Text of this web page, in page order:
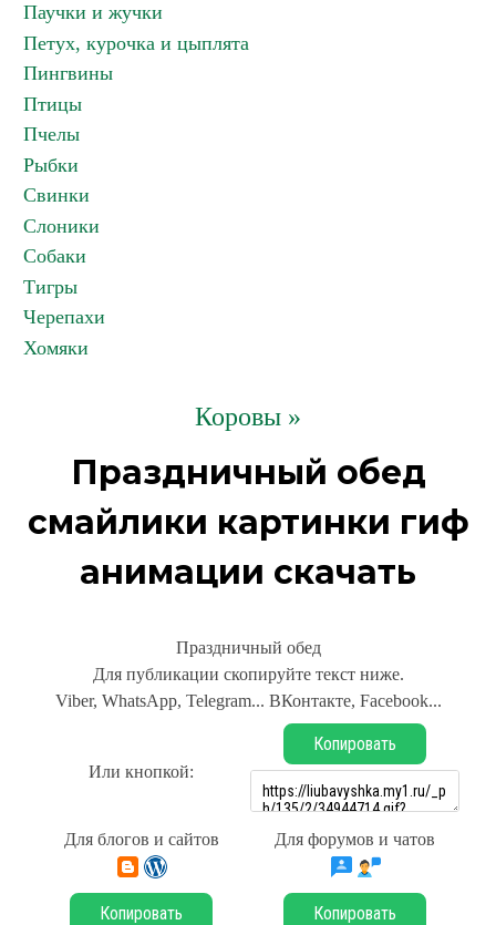
Паучки и жучки
Петух, курочка и цыплята
Пингвины
Птицы
Пчелы
Рыбки
Свинки
Слоники
Собаки
Тигры
Черепахи
Хомяки
Коровы »
Праздничный обед
смайлики картинки гиф
анимации скачать
Праздничный обед
Для публикации скопируйте текст ниже.
Viber, WhatsApp, Telegram... ВКонтакте, Facebook...
Или кнопкой:
Копировать
Для блогов и сайтов Для форумов и чатов
Копировать Копировать